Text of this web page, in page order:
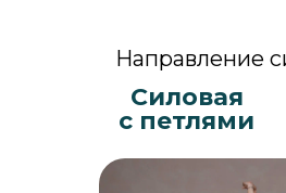
Силовая
с петлями
Направление